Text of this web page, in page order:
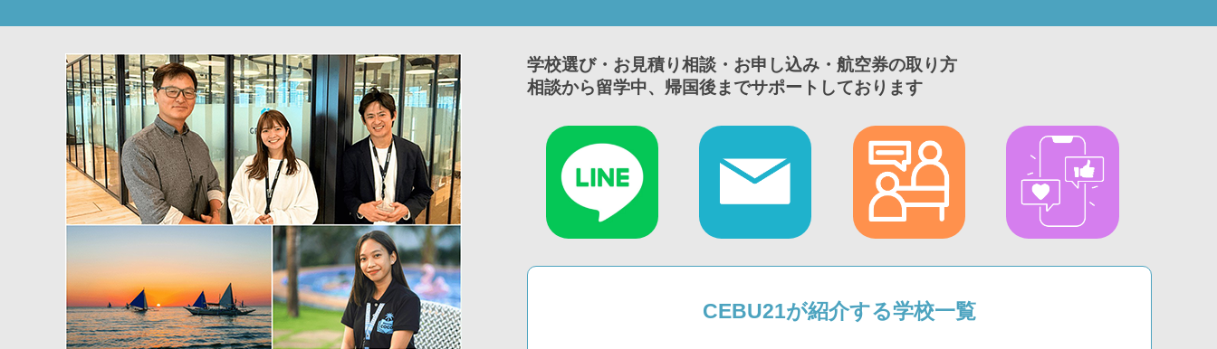
学校選び・お見積り相談・お申し込み・航空券の取り方
相談から留学中、帰国後までサポートしております
CEBU21が紹介する学校一覧